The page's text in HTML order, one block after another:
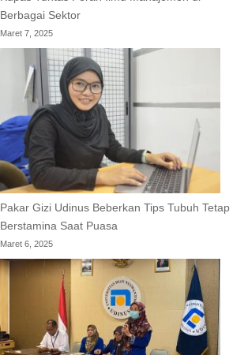
Berbagai Sektor
Maret 7, 2025
Pakar Gizi Udinus Beberkan Tips Tubuh Tetap
Berstamina Saat Puasa
Maret 6, 2025